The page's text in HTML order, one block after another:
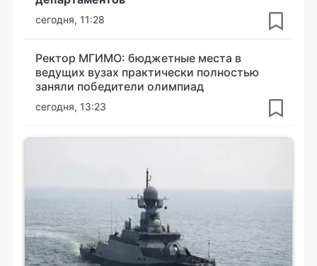
сегодня, 11:28
Ректор МГИМО: бюджетные места в
ведущих вузах практически полностью
заняли победители олимпиад
сегодня, 13:23